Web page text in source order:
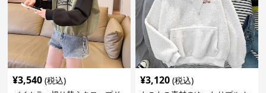
¥3,540 (税込) ¥3,120 (税込)